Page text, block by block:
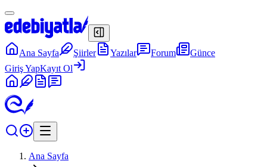
Ana Sayfa Şiirler Yazılar Forum
Günce
Giriş YapKayıt Ol
Ana Sayfa